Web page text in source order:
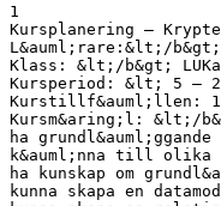
1
Kursplanering –
L&auml;rare:&lt;/
Klass: &lt;/b&gt;
Kursperiod: &lt; 5 –
Kurstillf&auml;llen:
Kursm&aring;l: &lt;/
ha
k&auml;nna till olika
ha kunskap om
kunna skapa en